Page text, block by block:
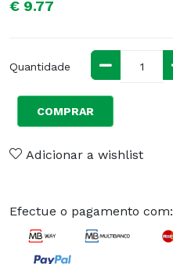
€ 9.77
Quantidade
COMPRAR
Adicionar a wishlist
Efectue o pagamento com: